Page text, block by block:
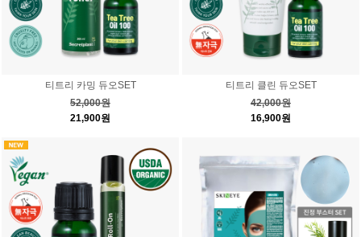
티트리 카밍 듀오SET
52,000원
21,900원
티트리 클린 듀오SET
42,000원
16,900원